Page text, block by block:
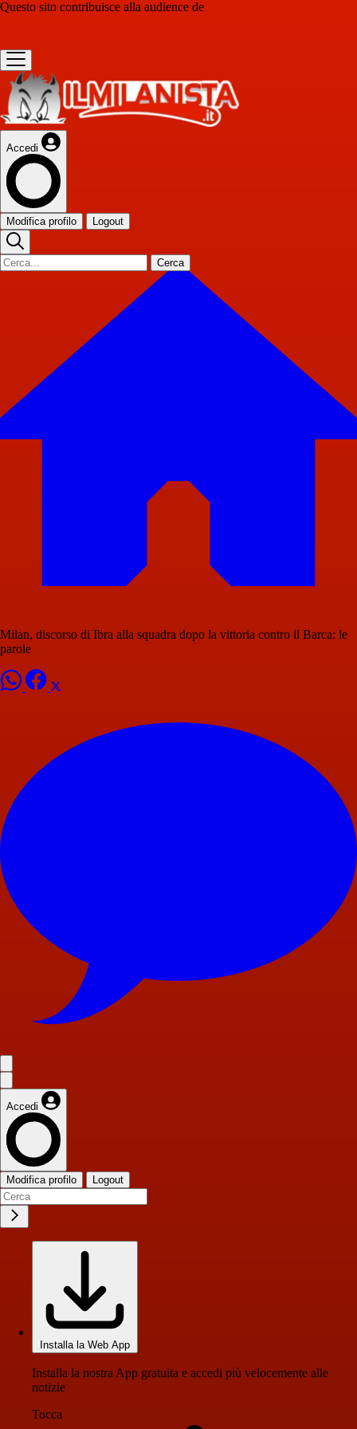
Questo sito contribuisce alla audience de
Accedi
Modifica profilo Logout
Cerca
Milan, discorso di Ibra alla squadra dopo la vittoria contro il Barca: le
parole
Accedi
Modifica profilo Logout
Installa la Web App
Installa la nostra App gratuita e accedi più velocemente alle
notizie
Tocca